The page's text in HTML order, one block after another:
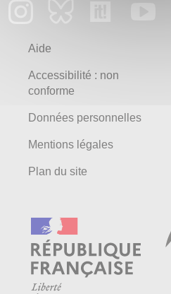
Aide
Accessibilité : non
conforme
Données personnelles
Mentions légales
Plan du site